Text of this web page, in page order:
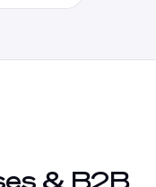
& B2B